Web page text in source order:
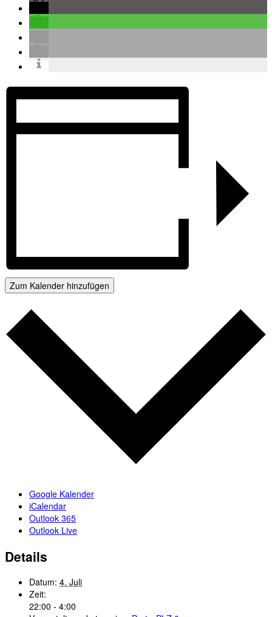
Zum Kalender hinzufügen
Google Kalender
iCalendar
Outlook 365
Outlook Live
Details
Datum: 4. Juli
Zeit:
22:00 - 4:00